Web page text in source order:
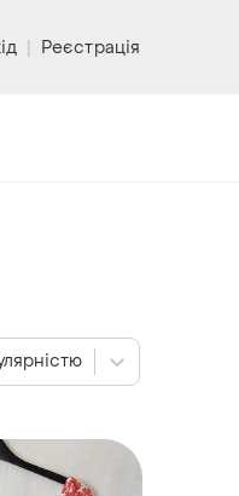
| Реєстрація